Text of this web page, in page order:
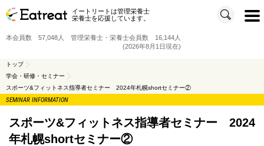
イートリートは管理栄養士
栄養士を応援しています。
t
o
i
本会員数 57,048人 管理栄養士・栄養士会員数 16,144人
(2026年8月1日現在)
トップ
学会・研修・セミナー
スポーツ&フィットネス指導者セミナー 2024年札幌shortセミナー②
SEMINAR INFORMATION
スポーツ&フィットネス指導者セミナー 2024
年札幌shortセミナー②